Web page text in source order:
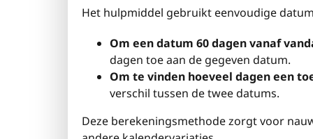
Het hulpmiddel gebruikt eenvoudige
Om een datum 60 dagen vanaf
dagen toe aan de gegeven datum.
Om te vinden hoeveel dagen een
verschil tussen de twee datums.
Deze berekeningsmethode zorgt voor